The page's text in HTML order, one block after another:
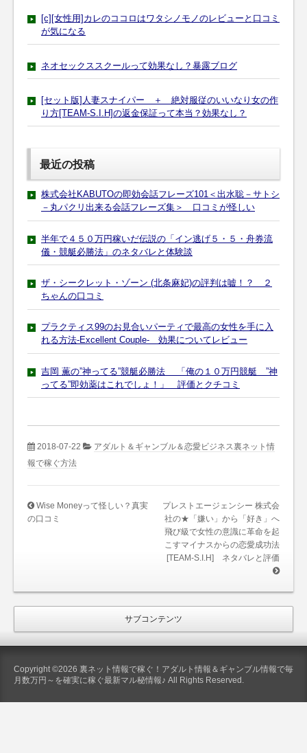
[c][女性用]カレのココロはワタシノモノのレビューと口コミ
が気になる
ネオセックススクールって効果なし？暴露ブログ
[セット版]人妻スナイパー ＋ 絶対服従のいいなり女の作
り方[TEAM-S.I.H]の返金保証って本当？効果なし？
最近の投稿
株式会社KABUTOの即効会話フレーズ101＜出水聡－サトシ
－丸パクリ出来る会話フレーズ集＞ 口コミが怪しい
半年で４５０万円稼いだ伝説の「イン逃げ５・５・舟券流
儀・競艇必勝法」のネタバレと体験談
ザ・シークレット・ゾーン (北条麻妃)の評判は嘘！？ ２
ちゃんの口コミ
プラクティス99のお見合いパーティで最高の女性を手に入
れる方法-Excellent Couple- 効果についてレビュー
吉岡 薫の”神ってる”競艇必勝法 「俺の１０万円競艇 ”神
ってる”即効薬はこれでしょ！」 評価とクチコミ
2018-07-22
アダルト＆ギャンブル＆恋愛ビジネス裏ネット情
報で稼ぐ方法
Wise Moneyって怪しい？真実
の口コミ
プレストエージェンシー 株式会
社の★「嫌い」から「好き」へ
飛び級で女性の意識に革命を起
こすマイナスからの恋愛成功法
[TEAM-S.I.H] ネタバレと評価
サブコンテンツ
Copyright ©2026 裏ネット情報で稼ぐ！アダルト情報＆ギャンブル情報で毎
月数万円～を確実に稼ぐ最新マル秘情報♪ All Rights Reserved.